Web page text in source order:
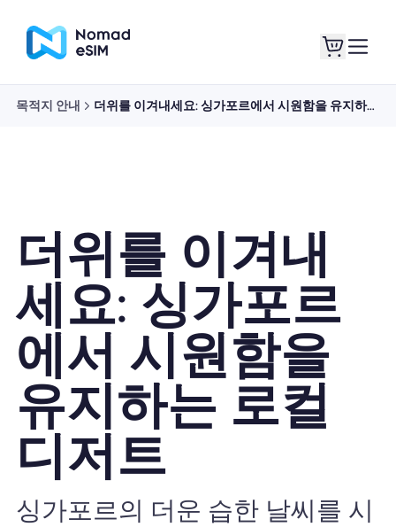
쇼핑 플랜
eSIM 정보
왜 Nomad eSIM?
eSIM 사용법
목적지 안내 더위를 이겨내세요: 싱가포르에서 시원함을 유지하는 로컬 디저트
더위를 이겨내
세요: 싱가포르
에서 시원함을
유지하는 로컬
디저트
싱가포르의 더운 습한 날씨를 시